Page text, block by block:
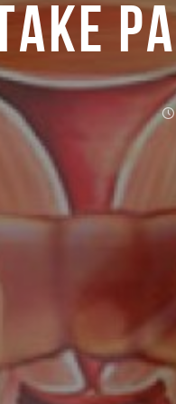
lifeinlove.com Блог>